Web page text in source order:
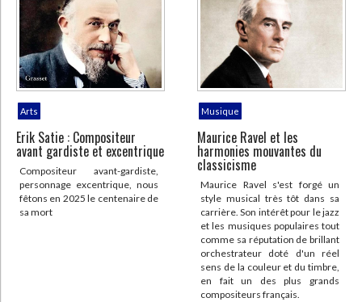
Arts
Erik Satie : Compositeur
avant gardiste et excentrique
Compositeur avant-gardiste,
personnage excentrique, nous
fêtons en 2025 le centenaire de
sa mort
Musique
Maurice Ravel et les
harmonies mouvantes du
classicisme
Maurice Ravel s'est forgé un
style musical très tôt dans sa
carrière. Son intérêt pour le jazz
et les musiques populaires tout
comme sa réputation de brillant
orchestrateur doté d'un réel
sens de la couleur et du timbre,
en fait un des plus grands
compositeurs français.